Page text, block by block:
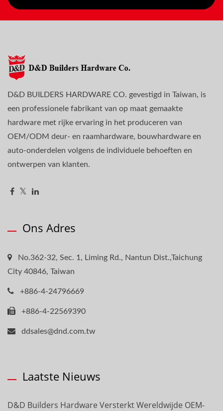
D&D BUILDERS HARDWARE CO. gevestigd in Taiwan, is
een professionele fabrikant van op maat gemaakte
hardware met rijke ervaring in het produceren van
OEM/ODM deur- en raamhardware, bouwhardware en
auto-onderdelen volgens de individuele behoeften en
ontwerpen van klanten.
Ons Adres
No.362-32, Sec. 1, Liming Rd., Nantun Dist.,Taichung
City 40846, Taiwan
+886-4-24796669
+886-4-22569390
ddsales@dnd.com.tw
Laatste Nieuws
D&D Builders Hardware Versterkt Wereldwijde OEM-